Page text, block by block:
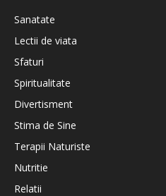
Sanatate
Lectii de viata
Sfaturi
Spiritualitate
Divertisment
Stima de Sine
Terapii Naturiste
Nutritie
Relatii